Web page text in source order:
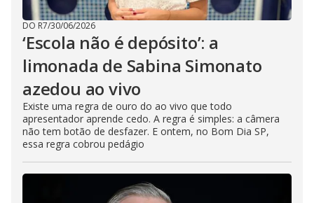
DO R7/30/06/2026
‘Escola não é depósito’: a
limonada de Sabina Simonato
azedou ao vivo
Existe uma regra de ouro do ao vivo que todo
apresentador aprende cedo. A regra é simples: a câmera
não tem botão de desfazer. E ontem, no Bom Dia SP,
essa regra cobrou pedágio